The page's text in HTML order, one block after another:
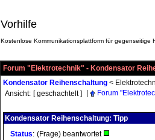
Vorhilfe
Kostenlose Kommunikationsplattform für gegenseitige
Forum "Elektrotechnik" - Kondensator
Kondensator Reihenschaltung <
Ansicht: [ geschachtelt ] Forum
Kondensator Reihenschaltung: Tipp
Status: (Frage) beantwortet